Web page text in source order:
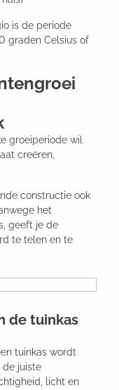
is de periode
graden Celsius of
groeiperiode wil
creëren,
constructie ook
het
geeft je de
te telen en te
de tuinkas
tuinkas wordt
juiste
licht en